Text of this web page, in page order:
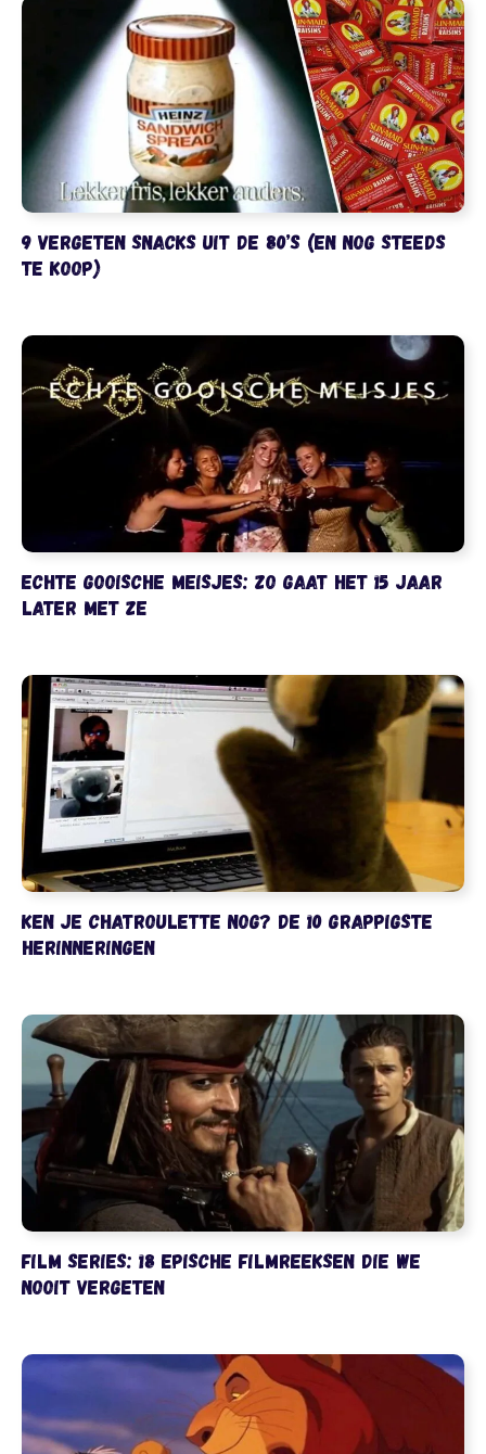
9 vergeten snacks uit de 80’s (en nog steeds
te koop)
Echte Gooische Meisjes: zo gaat het 15 jaar
later met ze
Ken je Chatroulette nog? De 10 grappigste
herinneringen
Film series: 18 epische filmreeksen die we
nooit vergeten